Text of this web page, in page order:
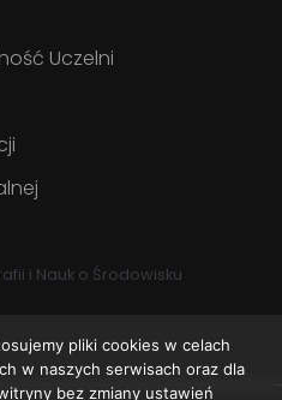
Uczelni
i Nauk o Środowisku
pliki cookies w celach
w naszych serwisach oraz dla
bez zmiany ustawień